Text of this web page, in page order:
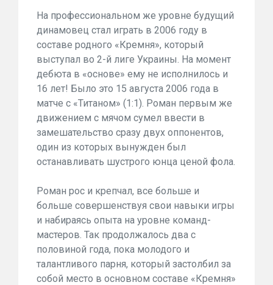
На профессиональном же уровне будущий
динамовец стал играть в 2006 году в
составе родного «Кремня», который
выступал во 2-й лиге Украины. На момент
дебюта в «основе» ему не исполнилось и
16 лет! Было это 15 августа 2006 года в
матче с «Титаном» (1:1). Роман первым же
движением с мячом сумел ввести в
замешательство сразу двух оппонентов,
один из которых вынужден был
останавливать шустрого юнца ценой фола.
Роман рос и крепчал, все больше и
больше совершенствуя свои навыки игры
и набираясь опыта на уровне команд-
мастеров. Так продолжалось два с
половиной года, пока молодого и
талантливого парня, который застолбил за
собой место в основном составе «Кремня»